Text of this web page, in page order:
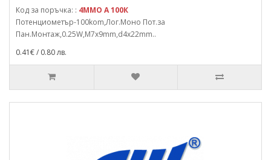
Код за поръчка: : 4MMO A 100К
Потенциометър-100kom,Лог.Моно Пот.за
Пан.Монтаж,0.25W,M7x9mm,d4x22mm..
0.41€ / 0.80 лв.